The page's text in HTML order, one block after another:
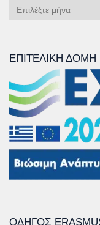
Ιστορικό
ΕΠΙΤΕΛΙΚΉ ΔΟΜΉ
ΟΔΗΓΌΣ